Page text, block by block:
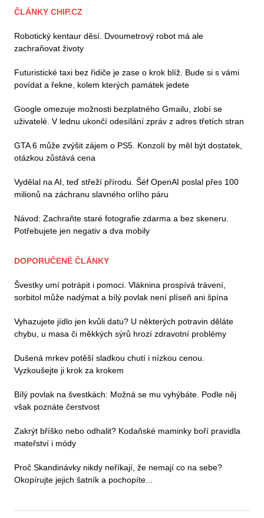
ČLÁNKY CHIP.CZ
Robotický kentaur děsí. Dvoumetrový robot má ale
zachraňovat životy
Futuristické taxi bez řidiče je zase o krok blíž. Bude si s vámi
povídat a řekne, kolem kterých památek jedete
Google omezuje možnosti bezplatného Gmailu, zlobí se
uživatelé. V lednu ukončí odesílání zpráv z adres třetích stran
GTA 6 může zvýšit zájem o PS5. Konzolí by měl být dostatek,
otázkou zůstává cena
Vydělal na AI, teď střeží přírodu. Šéf OpenAI poslal přes 100
milionů na záchranu slavného orlího páru
Návod: Zachraňte staré fotografie zdarma a bez skeneru.
Potřebujete jen negativ a dva mobily
DOPORUČENÉ ČLÁNKY
Švestky umí potrápit i pomoci. Vláknina prospívá trávení,
sorbitol může nadýmat a bílý povlak není plíseň ani špína
Vyhazujete jídlo jen kvůli datu? U některých potravin děláte
chybu, u masa či měkkých sýrů hrozí zdravotní problémy
Dušená mrkev potěší sladkou chutí i nízkou cenou.
Vyzkoušejte ji krok za krokem
Bílý povlak na švestkách: Možná se mu vyhýbáte. Podle něj
však poznáte čerstvost
Zakrýt bříško nebo odhalit? Kodaňské maminky boří pravidla
mateřství i módy
Proč Skandinávky nikdy neříkají, že nemají co na sebe?
Okopírujte jejich šatník a pochopíte...